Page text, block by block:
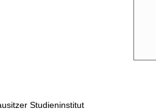
Studieninstitut